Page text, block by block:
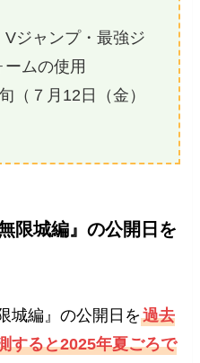
Vジャンプ・最強ジ
ムの使用
（７月12日（金）
限城編』の公開日を
城編』の公開日を過去
すると2025年夏ごろで